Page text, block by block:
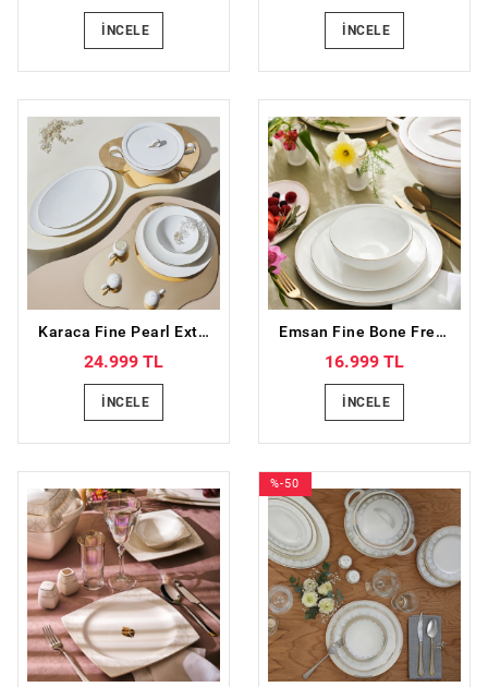
İNCELE İNCELE
Karaca Fine Pearl Extra Chanak Gold 62 Parça 12 Kişilik İnci Yemek Takımı
24.999 TL
İNCELE
Emsan Fine Bone Freya Yuvarlak Gold 60 Parça 12 Kişilik Yemek Takımı
16.999 TL
İNCELE
%-50